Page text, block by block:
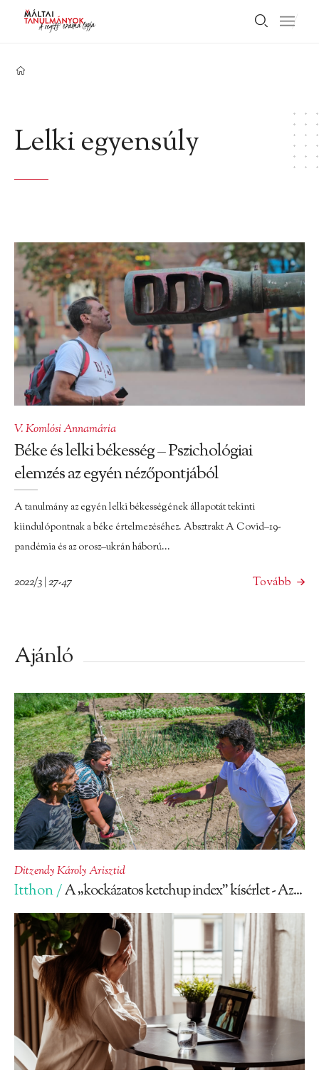
Lelki egyensúly
V. Komlósi Annamária
Béke és lelki békesség – Pszichológiai
elemzés az egyén nézőpontjából
A tanulmány az egyén lelki békességének állapotát tekinti
kiindulópontnak a béke értelmezéséhez. Absztrakt A Covid–19-
pandémia és az orosz–ukrán háború...
2022/3 | 27-47 Tovább
Ajánló
Ditzendy Károly Arisztid
Itthon /A „kockázatos ketchup index” kísérlet - Az...